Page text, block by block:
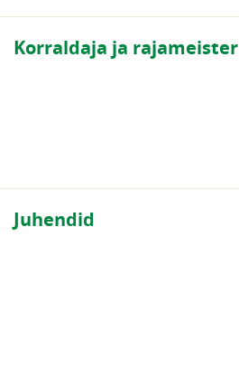
Korraldaja ja rajameister
Juhendid